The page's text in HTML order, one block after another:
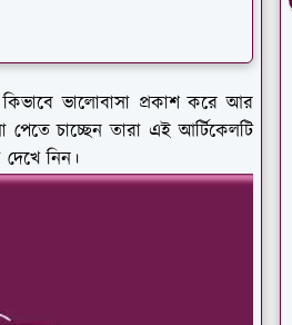
ভালোবাসা প্রকাশ করে আর
চাচ্ছেন তারা এই আর্টিকেলটি
নিন।